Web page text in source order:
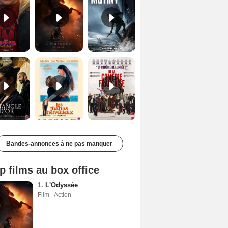
Les Matins merveilleux Bande-annonce VF De la Comédie-Française Teaser VF
Bandes-annonces à ne pas manquer
films au box office
1. L'Odyssée
Film - Action